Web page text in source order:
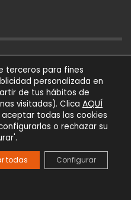
POLÍTICA DE COOKIES
Asociación © 2026
los derechos
by
Trígono
terceros para fines
personalizada en
de tus hábitos de
visitadas). Clica AQUÍ
todas las cookies
o rechazar su
todas Configurar